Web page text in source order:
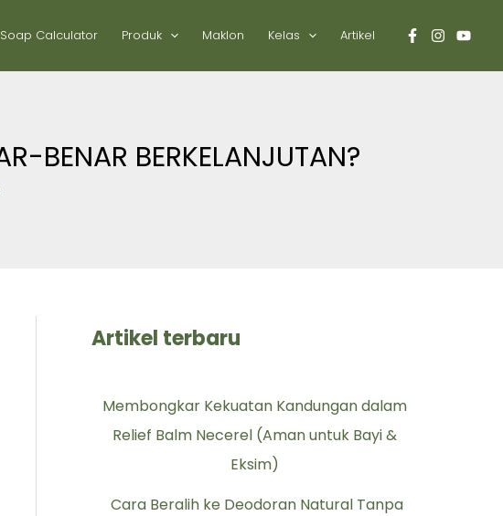
Soap Calculator Produk Maklon Kelas Artikel
BENAR BERKELANJUTAN?
Artikel terbaru
Membongkar Kekuatan Kandungan dalam
Relief Balm Necerel (Aman untuk Bayi &
Eksim)
Cara Beralih ke Deodoran Natural Tanpa